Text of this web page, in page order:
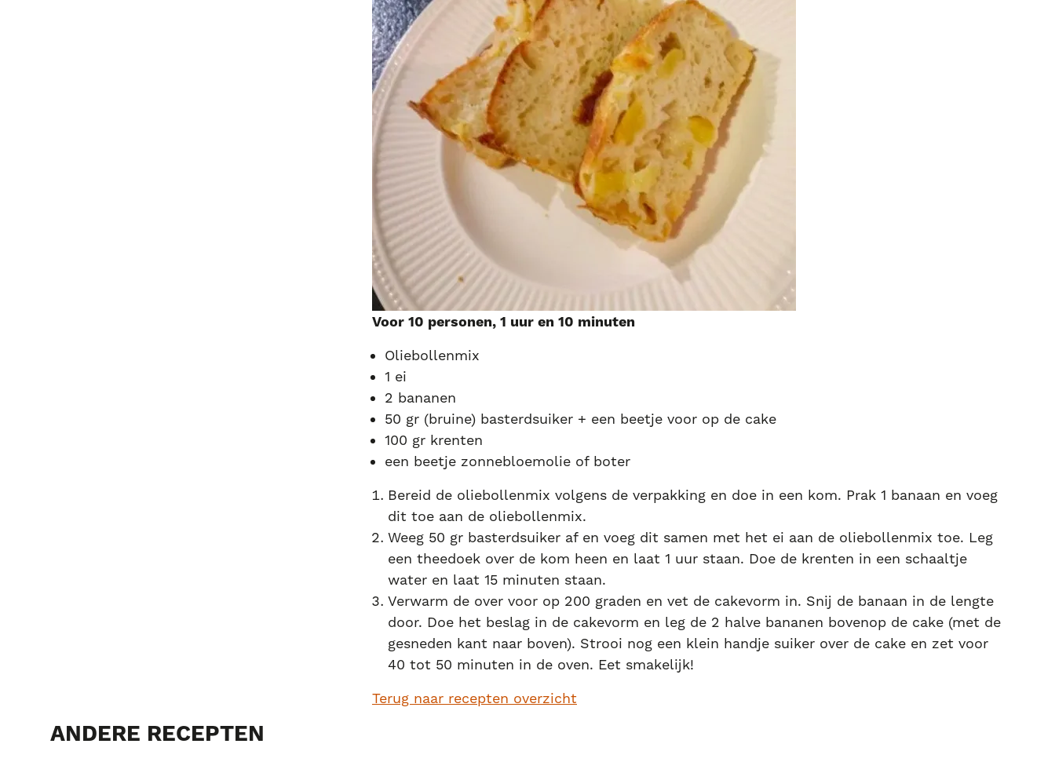
Voor 10 personen, 1 uur en 10 minuten
Oliebollenmix
1 ei
2 bananen
50 gr (bruine) basterdsuiker + een beetje voor op de cake
100 gr krenten
een beetje zonnebloemolie of boter
Bereid de oliebollenmix volgens de verpakking en doe in een kom. Prak 1 banaan en voeg
dit toe aan de oliebollenmix.
Weeg 50 gr basterdsuiker af en voeg dit samen met het ei aan de oliebollenmix toe. Leg
een theedoek over de kom heen en laat 1 uur staan. Doe de krenten in een schaaltje
water en laat 15 minuten staan.
Verwarm de over voor op 200 graden en vet de cakevorm in. Snij de banaan in de lengte
door. Doe het beslag in de cakevorm en leg de 2 halve bananen bovenop de cake (met de
gesneden kant naar boven). Strooi nog een klein handje suiker over de cake en zet voor
40 tot 50 minuten in de oven. Eet smakelijk!
Terug naar recepten overzicht
ANDERE RECEPTEN